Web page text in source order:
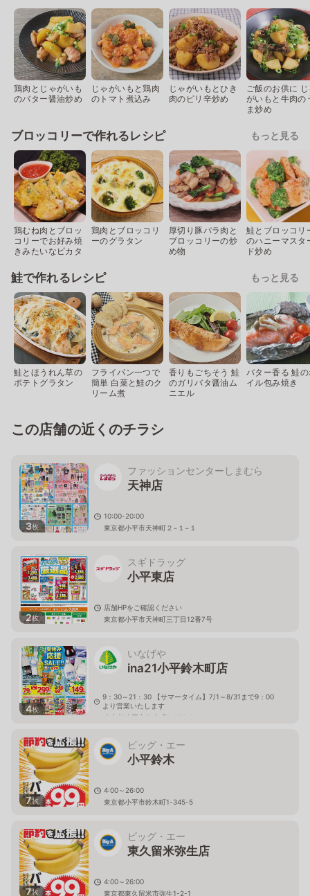
鶏肉とじゃがいも
のバター醤油炒め
じゃがいもと鶏肉
のトマト煮込み
じゃがいもとひき
肉のピリ辛炒め
ご飯のお供に
がいもと牛肉の
ま炒め
ブロッコリーで作れるレシピ もっと見る
鶏むね肉とブロッ
コリーでお好み焼
きみたいなピカタ
鶏肉とブロッコリ
ーのグラタン
厚切り豚バラ肉と
ブロッコリーの炒
め物
鮭とブロッコリ
のハニーマスタ
ド炒め
鮭で作れるレシピ もっと見る
鮭とほうれん草の
ポテトグラタン
フライパン一つで
簡単 白菜と鮭のク
リーム煮
香りもごちそう 鮭
のガリバタ醤油ム
ニエル
バター香る 鮭
イル包み焼き
この店舗の近くのチラシ
3枚
ファッションセンターしまむら
天神店
10:00-20:00
東京都小平市天神町２−１−１
2枚
スギドラッグ
小平東店
店舗HPをご確認ください
東京都小平市天神町三丁目12番7号
4枚
いなげや
ina21小平鈴木町店
9：30～21：30 【サマータイム】7/1～8/31まで9：00
より営業いたします
東京都小平市鈴木町1-464-4
7枚
ビッグ・エー
小平鈴木
4:00～26:00
東京都小平市鈴木町1-345-5
7枚
ビッグ・エー
東久留米弥生店
4:00～26:00
東京都東久留米市弥生1-2-1